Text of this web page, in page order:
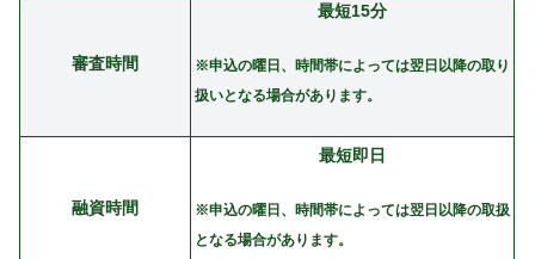
審査時間
最短15分
※申込の曜日、時間帯によっては翌日以降の取り
扱いとなる場合があります。
融資時間
最短即日
※申込の曜日、時間帯によっては翌日以降の取扱
となる場合があります。